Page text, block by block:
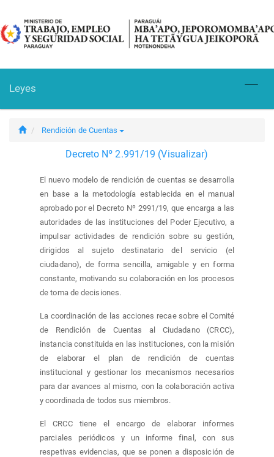
Leyes
Rendición de Cuentas
Decreto Nº 2.991/19 (Visualizar)
El nuevo modelo de rendición de cuentas se desarrolla
en base a la metodología establecida en el manual
aprobado por el Decreto Nº 2991/19, que encarga a las
autoridades de las instituciones del Poder Ejecutivo, a
impulsar actividades de rendición sobre su gestión,
dirigidos al sujeto destinatario del servicio (el
ciudadano), de forma sencilla, amigable y en forma
constante, motivando su colaboración en los procesos
de toma de decisiones.
La coordinación de las acciones recae sobre el Comité
de Rendición de Cuentas al Ciudadano (CRCC),
instancia constituida en las instituciones, con la misión
de elaborar el plan de rendición de cuentas
institucional y gestionar los mecanismos necesarios
para dar avances al mismo, con la colaboración activa
y coordinada de todos sus miembros.
El CRCC tiene el encargo de elaborar informes
parciales periódicos y un informe final, con sus
respetivas evidencias, que se ponen a disposición de